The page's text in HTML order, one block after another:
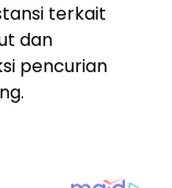
terkait
dan
pencurian